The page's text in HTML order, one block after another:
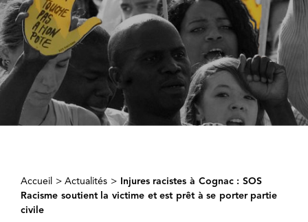
Accueil >Actualités > Injures racistes à Cognac : SOS
Racisme soutient la victime et est prêt à se porter partie
civile